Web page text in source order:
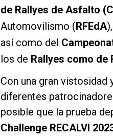
de Rallyes de Asfalto
Automovilismo (RFEdA
así como del
los de Rallyes como de
Con una gran
diferentes
posible que la prueba
Challenge RECALVI